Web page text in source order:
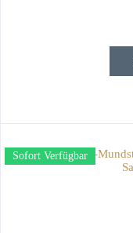
Sofort Verfügbar